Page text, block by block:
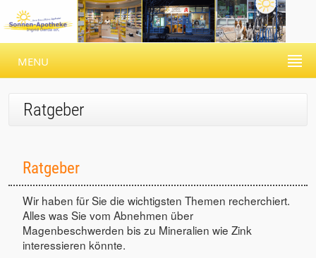
MENU
Ratgeber
Ratgeber
Wir haben für Sie die wichtigsten Themen recherchiert.
Alles was Sie vom Abnehmen über
Magenbeschwerden bis zu Mineralien wie Zink
interessieren könnte.